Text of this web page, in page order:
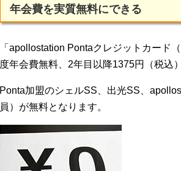
年会費を実質無料にできる
「apollostation Pontaクレジットカード
度年会費無料、2年目以降1375円（税込
Ponta加盟のシェルSS、出光SS、
員）が無料となります。